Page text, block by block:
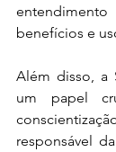
benefícios e
Além disso, a
um papel
responsável